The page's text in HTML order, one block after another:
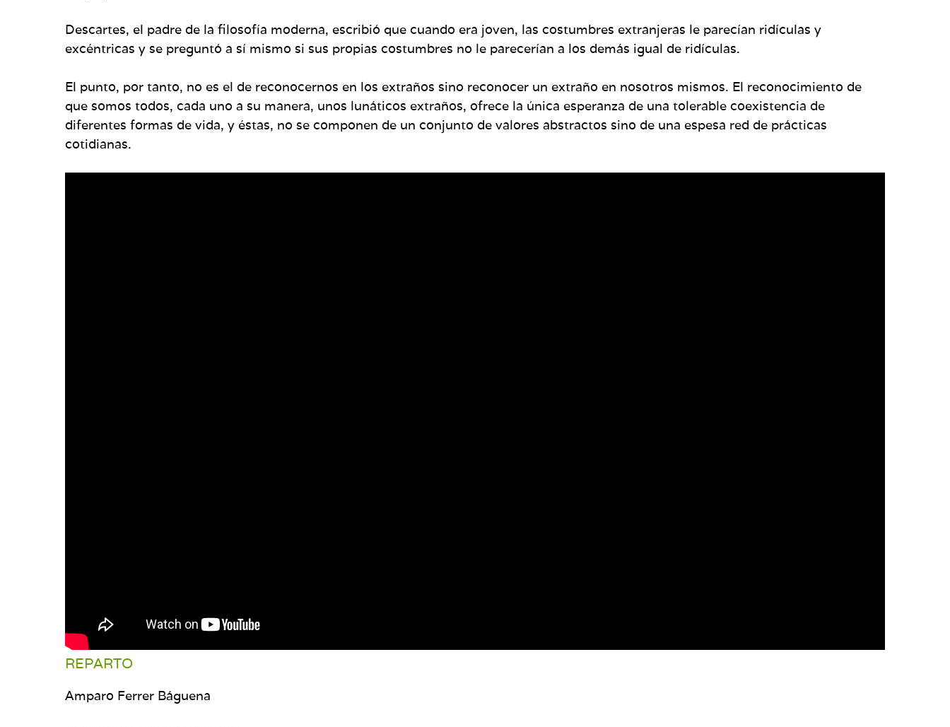
Descartes, el padre de la filosofía moderna, escribió que cuando era joven, las costumbres extranjeras le parecían ridículas y
excéntricas y se preguntó a sí mismo si sus propias costumbres no le parecerían a los demás igual de ridículas.
El punto, por tanto, no es el de reconocernos en los extraños sino reconocer un extraño en nosotros mismos. El reconocimiento de
que somos todos, cada uno a su manera, unos lunáticos extraños, ofrece la única esperanza de una tolerable coexistencia de
diferentes formas de vida, y éstas, no se componen de un conjunto de valores abstractos sino de una espesa red de prácticas
cotidianas.
REPARTO
Amparo Ferrer Báguena